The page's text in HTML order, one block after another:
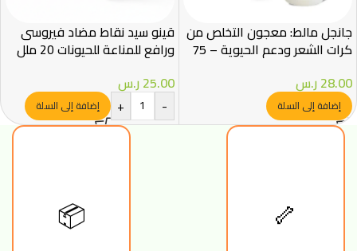
جانجل مالط: معجون التخلص من
كرات الشعر ودعم الحيوية – 75
28.00ر.س
إضافة إلى السلة
قينو سيد نقاط مضاد فيروسى
ورافع للمناعة للحيونات 20 ملل
25.00ر.س
-
+ إضافة إلى السلة
🦴
📦